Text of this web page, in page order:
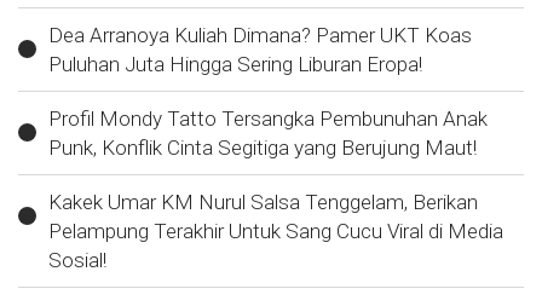
Dea Arranoya Kuliah Dimana? Pamer UKT Koas
Puluhan Juta Hingga Sering Liburan Eropa!
Profil Mondy Tatto Tersangka Pembunuhan Anak
Punk, Konflik Cinta Segitiga yang Berujung Maut!
Kakek Umar KM Nurul Salsa Tenggelam, Berikan
Pelampung Terakhir Untuk Sang Cucu Viral di Media
Sosial!